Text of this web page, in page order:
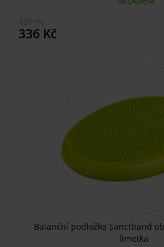
336 Kč
Balanční podložka Sanctband
limetka